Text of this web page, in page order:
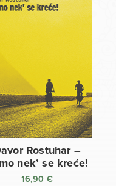
Rostuhar –
nek’ se kreće!
16,90 €